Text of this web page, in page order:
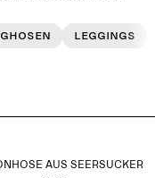
und
Leggings
AUS SEERSUCKER